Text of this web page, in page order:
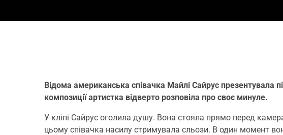
Відома американська співачка Майлі Сайрус презентувала
композиції артистка відверто розповіла про своє минуле.
У кліпі Сайрус оголила душу. Вона стояла прямо перед
цьому співачка насилу стримувала сльози. В один момент